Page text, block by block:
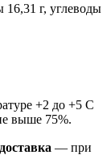
г, углеводы
+2 до +5 С
выше 75%.
— при